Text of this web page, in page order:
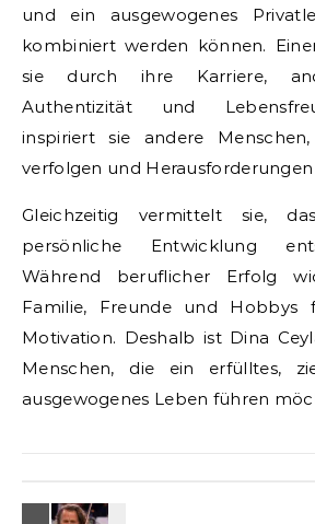
und ein ausgewogenes
kombiniert werden können.
sie durch ihre Karriere,
Authentizität und
inspiriert sie andere
verfolgen und
Gleichzeitig vermittelt sie,
persönliche Entwicklung
Während beruflicher Erfolg
Familie, Freunde und Hobbys
Motivation. Deshalb ist Dina
Menschen, die ein erfülltes,
ausgewogenes Leben führen